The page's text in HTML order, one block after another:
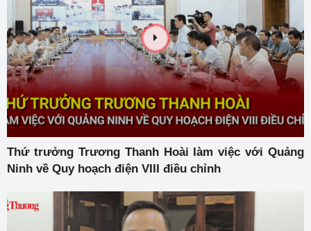
Thứ trưởng Trương Thanh Hoài làm việc với Quảng
Ninh về Quy hoạch điện VIII điều chỉnh